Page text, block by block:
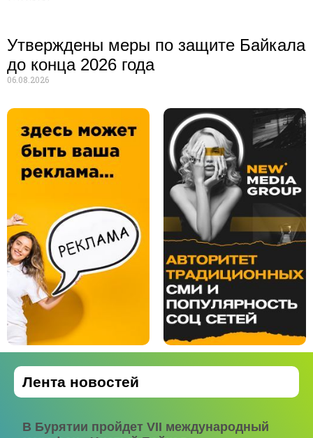
Утверждены меры по защите Байкала
до конца 2026 года
06.08.2026
Лента новостей
В Бурятии пройдет VII международный